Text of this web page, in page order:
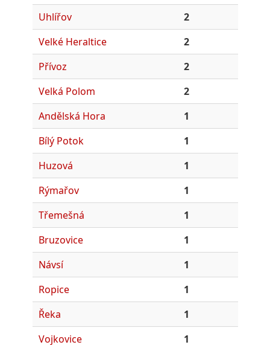
Uhlířov
2
Velké Heraltice
2
Přívoz
2
Velká Polom
2
Andělská Hora
1
Bílý Potok
1
Huzová
1
Rýmařov
1
Třemešná
1
Bruzovice
1
Návsí
1
Ropice
1
Řeka
1
Vojkovice
1